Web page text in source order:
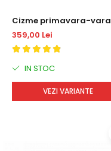
Cizme primavara-vara
DM1722
359,00 Lei
IN STOC
VEZI VARIANTE